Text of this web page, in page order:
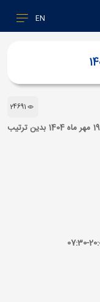
EN
24691
ساعت كاری كتابخانه مركزی،‌ مركز اسناد و گنجينه تا 19 مهر ماه 1404 بدين ترتيب